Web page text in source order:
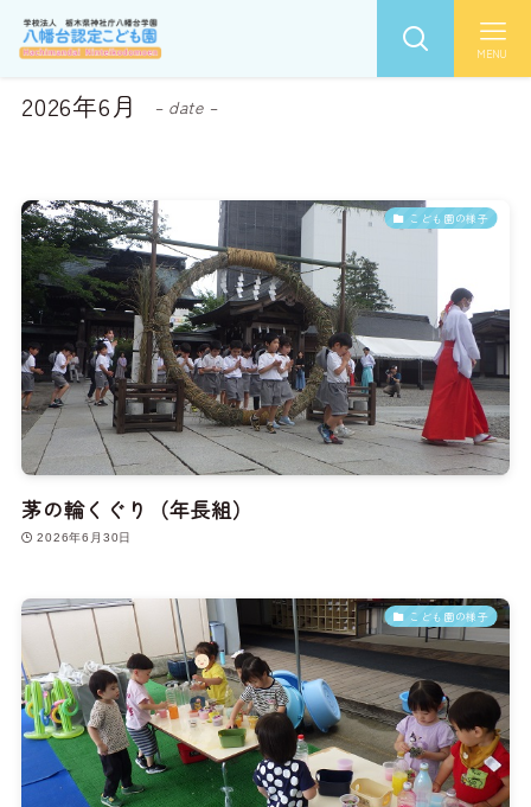
MENU
2026年6月 – date –
こども園の様子
茅の輪くぐり（年長組）
2026年6月30日
こども園の様子